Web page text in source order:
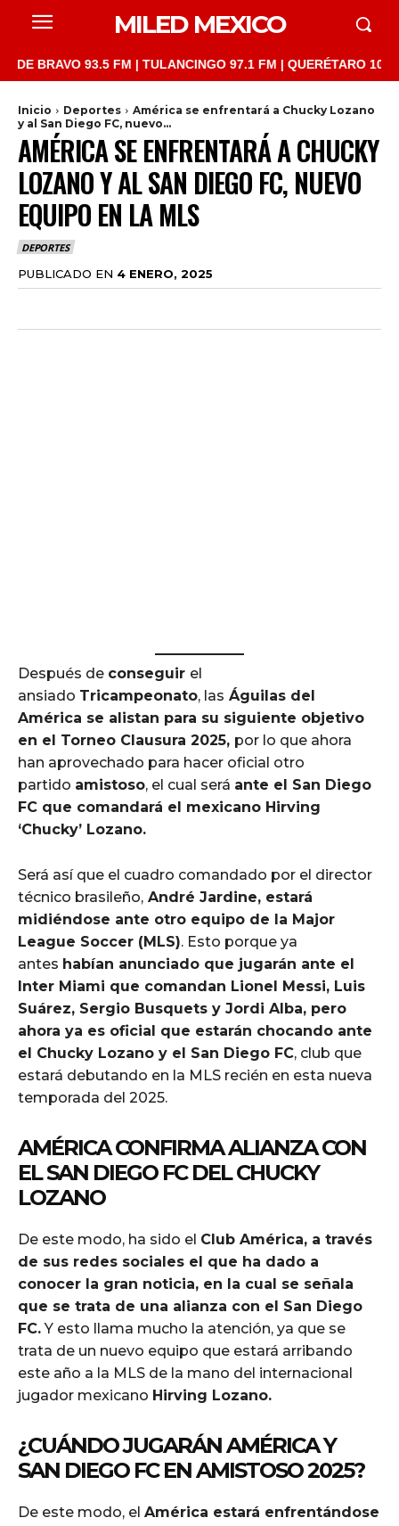
MILED MEXICO
93.5 FM | TULANCINGO 97.1 FM | QUERÉTARO 103.1
Inicio Deportes
América se enfrentará a Chucky Lozano
y al San Diego FC, nuevo...
AMÉRICA SE ENFRENTARÁ A CHUCKY
LOZANO Y AL SAN DIEGO FC, NUEVO
EQUIPO EN LA MLS
DEPORTES
PUBLICADO EN 4 ENERO, 2025
Después de conseguir el
ansiado Tricampeonato, las Águilas del
América se alistan para su siguiente objetivo
en el Torneo Clausura 2025, por lo que ahora
han aprovechado para hacer oficial otro
partido amistoso, el cual será ante el San Diego
FC que comandará el mexicano Hirving
‘Chucky’ Lozano.
Será así que el cuadro comandado por el director
técnico brasileño, André Jardine, estará
midiéndose ante otro equipo de la Major
League Soccer (MLS). Esto porque ya
antes habían anunciado que jugarán ante el
Inter Miami que comandan Lionel Messi, Luis
Suárez, Sergio Busquets y Jordi Alba, pero
ahora ya es oficial que estarán chocando ante
el Chucky Lozano y el San Diego FC, club que
estará debutando en la MLS recién en esta nueva
temporada del 2025.
AMÉRICA CONFIRMA ALIANZA CON
EL SAN DIEGO FC DEL CHUCKY
LOZANO
De este modo, ha sido el Club América, a través
de sus redes sociales el que ha dado a
conocer la gran noticia, en la cual se señala
que se trata de una alianza con el San Diego
FC.Y esto llama mucho la atención, ya que se
trata de un nuevo equipo que estará arribando
este año a la MLS de la mano del internacional
jugador mexicano Hirving Lozano.
¿CUÁNDO JUGARÁN AMÉRICA Y
SAN DIEGO FC EN AMISTOSO 2025?
De este modo, el América estará enfrentándose